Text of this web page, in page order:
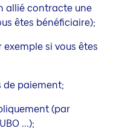
allié contracte une
êtes bénéficiaire);
exemple si vous êtes
de paiement;
(par
...);